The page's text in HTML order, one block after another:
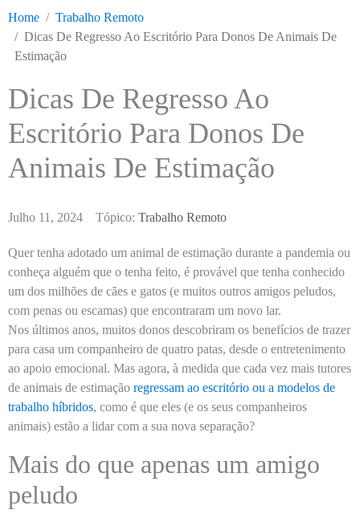
Home
Trabalho Remoto
Dicas De Regresso Ao Escritório Para Donos De Animais De
Estimação
Dicas De Regresso Ao
Escritório Para Donos De
Animais De Estimação
Julho 11, 2024 Tópico: Trabalho Remoto
Quer tenha adotado um animal de estimação durante a pandemia ou
conheça alguém que o tenha feito, é provável que tenha conhecido
um dos milhões de cães e gatos (e muitos outros amigos peludos,
com penas ou escamas) que encontraram um novo lar.
Nos últimos anos, muitos donos descobriram os benefícios de trazer
para casa um companheiro de quatro patas, desde o entretenimento
ao apoio emocional. Mas agora, à medida que cada vez mais tutores
de animais de estimação regressam ao escritório ou a modelos de
trabalho híbridos, como é que eles (e os seus companheiros
animais) estão a lidar com a sua nova separação?
Mais do que apenas um amigo
peludo